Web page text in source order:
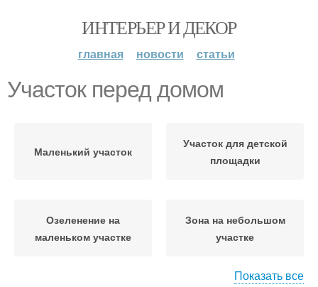
ИНТЕРЬЕР И ДЕКОР
главная новости статьи
Участок перед домом
Маленький участок
Участок для детской
площадки
Озеленение на
маленьком участке
Зона на небольшом
участке
Показать все